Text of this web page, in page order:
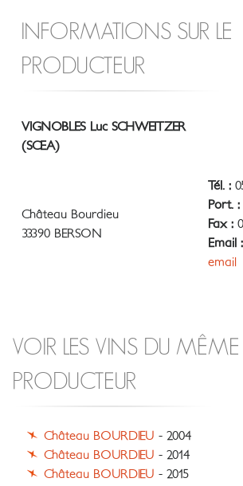
INFORMATIONS SUR LE
PRODUCTEUR
VIGNOBLES Luc SCHWEITZER
(SCEA)
Château Bourdieu
33390 BERSON
Tél. :
Port. :
Fax :
Email :
email
VOIR LES VINS DU MÊME
PRODUCTEUR
Château BOURDIEU - 2004
Château BOURDIEU - 2014
Château BOURDIEU - 2015